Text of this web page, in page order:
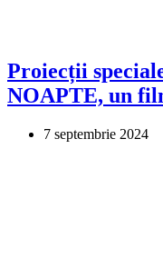
Proiecții
NOAPTE, un
7 septembrie 2024